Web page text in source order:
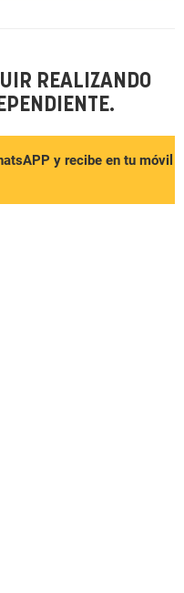
REALIZANDO
y recibe en tu móvil